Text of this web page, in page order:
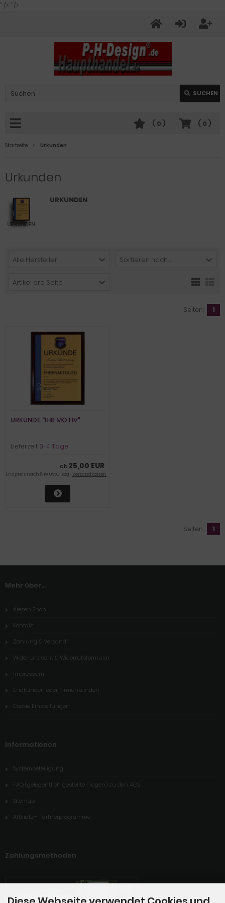
" /> " />
SUCHEN
( 0 )
( 0 )
Startseite Urkunden
Urkunden
URKUNDEN
Alle Hersteller Sortieren nach ...
Artikel pro Seite
Seiten: 1
URKUNDE "IHR MOTIV"
Lieferzeit:3-4 Tage
ab 25,00 EUR
Endpreis nach § 19 UStG. zzgl.Versandkosten
Seiten: 1
Mehr über...
diesen Shop
Kontakt
Zahlung & Versand
Widerrufsrecht & Widerrufsformular
Impressum
Endkunden oder Firmenkunden
Cookie Einstellungen
Informationen
Systembeteiligung
FAQ (gelegentlich gestellte Fragen) zu den AGB
Sitemap
Affiliate - Partnerprogramme
Zahlungsmethoden